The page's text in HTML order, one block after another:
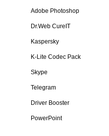
Adobe Photoshop
Dr.Web CureIT
Kaspersky
K-Lite Codec Pack
Skype
Telegram
Driver Booster
PowerPoint